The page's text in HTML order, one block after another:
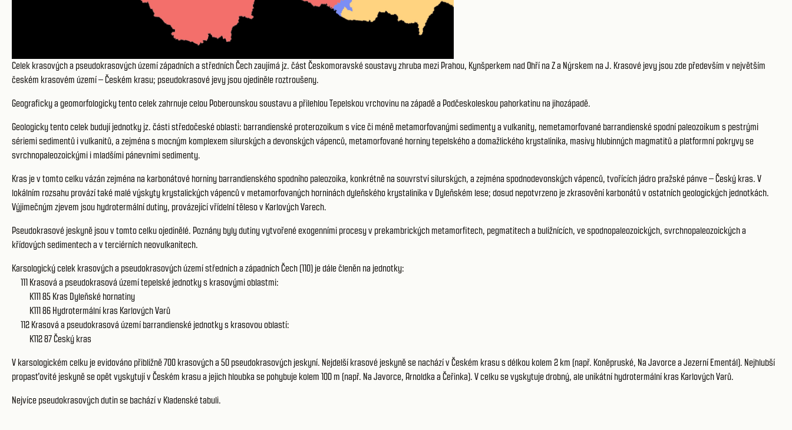
Celek krasových a pseudokrasových území západních a středních Čech zaujímá jz. část Českomoravské soustavy zhruba mezi Prahou, Kynšperkem nad Ohří na Z a Nýrskem na J. Krasové jevy jsou zde především v největším
českém krasovém území – Českém krasu; pseudokrasové jevy jsou ojediněle roztroušeny.
Geograficky a geomorfologicky tento celek zahrnuje celou Poberounskou soustavu a přilehlou Tepelskou vrchovinu na západě a Podčeskoleskou pahorkatinu na jihozápadě.
Geologicky tento celek budují jednotky jz. části středočeské oblasti: barrandienské proterozoikum s více či méně metamorfovanými sedimenty a vulkanity, nemetamorfované barrandienské spodní paleozoikum s pestrými
sériemi sedimentů i vulkanitů, a zejména s mocným komplexem silurských a devonských vápenců, metamorfované horniny tepelského a domažlického krystalinika, masivy hlubinných magmatitů a platformní pokryvy se
svrchnopaleozoickými i mladšími pánevními sedimenty.
Kras je v tomto celku vázán zejména na karbonátové horniny barrandienského spodního paleozoika, konkrétně na souvrství silurských, a zejména spodnodevonských vápenců, tvořících jádro pražské pánve – Český kras. V
lokálním rozsahu provází také malé výskyty krystalických vápenců v metamorfovaných horninách dyleňského krystalinika v Dyleňském lese; dosud nepotvrzeno je zkrasovění karbonátů v ostatních geologických jednotkách.
Výjimečným zjevem jsou hydrotermální dutiny, provázející vřídelní těleso v Karlových Varech.
Pseudokrasové jeskyně jsou v tomto celku ojedinělé. Poznány byly dutiny vytvořené exogenními procesy v prekambrických metamorfitech, pegmatitech a buližnících, ve spodnopaleozoických, svrchnopaleozoických a
křídových sedimentech a v terciérních neovulkanitech.
Karsologický celek krasových a pseudokrasových území středních a západních Čech (110) je dále členěn na jednotky:
111 Krasová a pseudokrasová území tepelské jednotkys krasovými oblastmi:
K111 85 Kras Dyleňské hornatiny
K111 86 Hydrotermální kras Karlových Varů
112 Krasová a pseudokrasová území barrandienské jednotkys krasovou oblastí:
K112 87Český kras
V karsologickém celku je evidováno přibližně 700 krasových a 50 pseudokrasových jeskyní. Nejdelší krasové jeskyně se nachází v Českém krasu s délkou kolem 2 km (např. Koněpruské, Na Javorce a Jezerní Ementál). Nejhlubší
propasťovité jeskyně se opět vyskytují v Českém krasu a jejich hloubka se pohybuje kolem 100 m (např. Na Javorce, Arnoldka a Čeřinka). V celku se vyskytuje drobný, ale unikátní hydrotermální kras Karlových Varů.
Nejvíce pseudokrasových dutin se bachází v Kladenské tabuli.